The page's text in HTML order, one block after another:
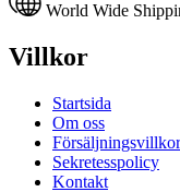
World Wide
Villkor
Startsida
Om oss
Försäljningsvillkor
Sekretesspolicy
Kontakt